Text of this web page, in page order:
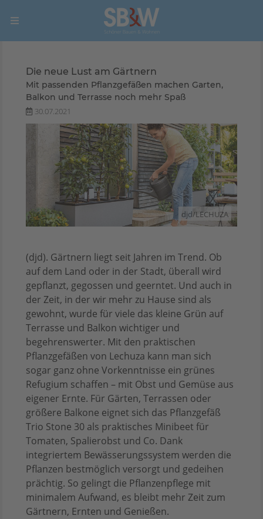
Die neue Lust am Gärtnern
Mit passenden Pflanzgefäßen machen Garten,
Balkon und Terrasse noch mehr Spaß
30.07.2021
djd/LECHUZA
(djd). Gärtnern liegt seit Jahren im Trend. Ob
auf dem Land oder in der Stadt, überall wird
gepflanzt, gegossen und geerntet. Und auch in
der Zeit, in der wir mehr zu Hause sind als
gewohnt, wurde für viele das kleine Grün auf
Terrasse und Balkon wichtiger und
begehrenswerter. Mit den praktischen
Pflanzgefäßen von Lechuza kann man sich
sogar ganz ohne Vorkenntnisse ein grünes
Refugium schaffen – mit Obst und Gemüse aus
eigener Ernte. Für Gärten, Terrassen oder
größere Balkone eignet sich das Pflanzgefäß
Trio Stone 30 als praktisches Minibeet für
Tomaten, Spalierobst und Co. Dank
integriertem Bewässerungssystem werden die
Pflanzen bestmöglich versorgt und gedeihen
prächtig. So gelingt die Pflanzenpflege mit
minimalem Aufwand, es bleibt mehr Zeit zum
Gärtnern, Ernten und Genießen.